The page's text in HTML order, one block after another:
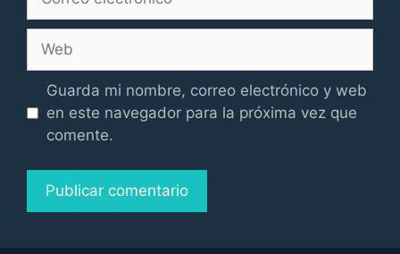
Web
Guarda mi nombre, correo electrónico y web
en este navegador para la próxima vez que
comente.